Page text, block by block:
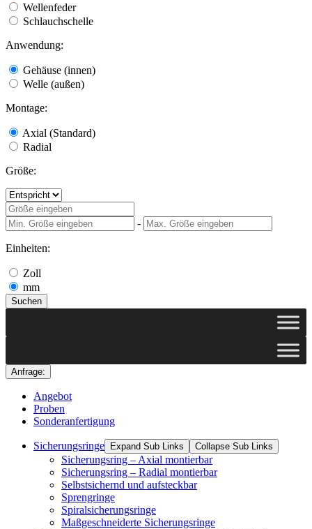
Wellenfeder
Schlauchschelle
Anwendung:
Gehäuse (innen)
Welle (außen)
Montage:
Axial (Standard)
Radial
Größe:
-
Einheiten:
Zoll
mm
Suchen
Anfrage:
Angebot
Proben
Sonderanfertigung
Sicherungsringe Expand Sub Links Collapse Sub Links
Sicherungsring – Axial montierbar
Sicherungsring – Radial montierbar
Selbstsichernd und aufsteckbar
Sprengringe
Spiralsicherungsringe
Maßgeschneiderte Sicherungsringe